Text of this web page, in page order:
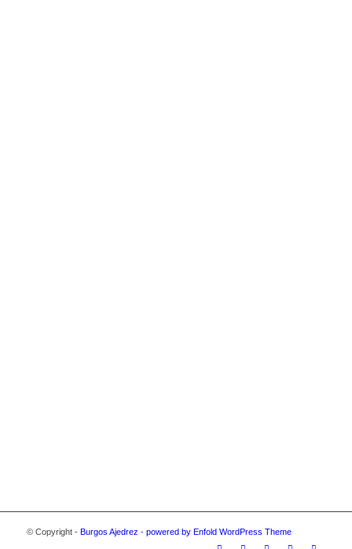
© Copyright - Burgos Ajedrez - powered by Enfold WordPress Theme